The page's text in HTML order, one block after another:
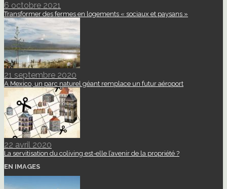
6 octobre 2021
Transformer des fermes en logements « sociaux et paysans »
21 septembre 2020
A Mexico, un parc naturel géant remplace un futur aéroport
22 avril 2020
La servitisation du coliving est-elle l’avenir de la propriété ?
EN IMAGES